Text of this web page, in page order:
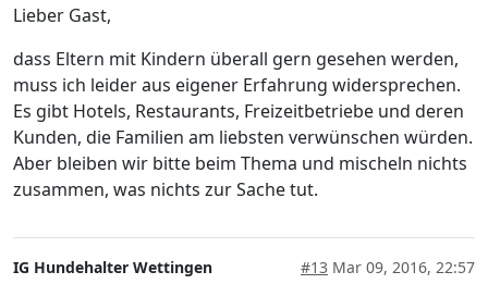
Lieber Gast,
dass Eltern mit Kindern überall gern gesehen werden,
muss ich leider aus eigener Erfahrung widersprechen.
Es gibt Hotels, Restaurants, Freizeitbetriebe und deren
Kunden, die Familien am liebsten verwünschen würden.
Aber bleiben wir bitte beim Thema und mischeln nichts
zusammen, was nichts zur Sache tut.
IG Hundehalter Wettingen #13 Mar 09, 2016, 22:57